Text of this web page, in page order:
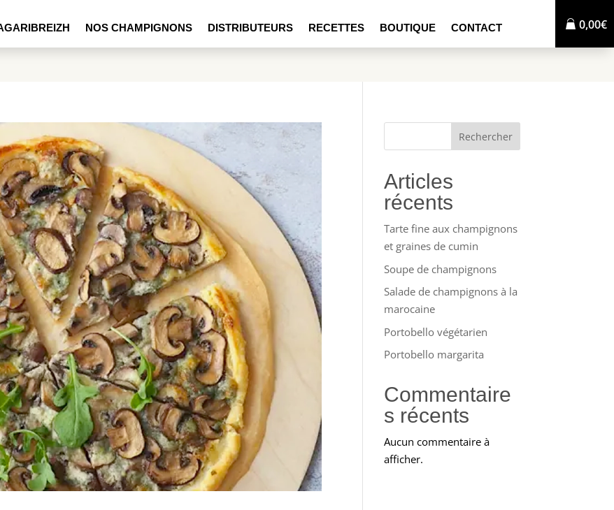
NOS CHAMPIGNONS DISTRIBUTEURS RECETTES BOUTIQUE CONTACT 0,00€
Rechercher
Articles
récents
Tarte fine aux champignons
et graines de cumin
Soupe de champignons
Salade de champignons à la
marocaine
Portobello végétarien
Portobello margarita
Commentaire
s récents
Aucun commentaire à
afficher.